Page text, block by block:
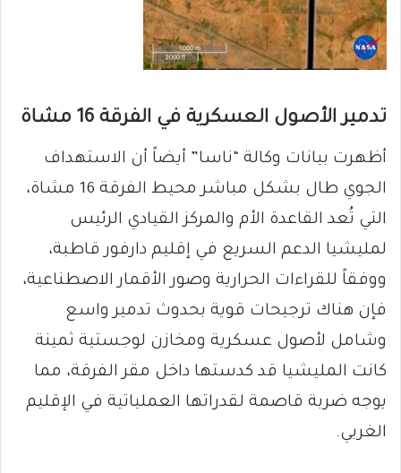
تدمير الأصول العسكرية في الفرقة 16 مشاة
أظهرت بيانات وكالة “ناسا” أيضاً أن الاستهداف
الجوي طال بشكل مباشر محيط الفرقة 16 مشاة،
التي تُعد القاعدة الأم والمركز القيادي الرئيس
لمليشيا الدعم السريع في إقليم دارفور قاطبة،
ووفقاً للقراءات الحرارية وصور الأقمار الاصطناعية،
فإن هناك ترجيحات قوية بحدوث تدمير واسع
وشامل لأصول عسكرية ومخازن لوجستية ثمينة
كانت المليشيا قد كدستها داخل مقر الفرقة، مما
يوجه ضربة قاصمة لقدراتها العملياتية في الإقليم
الغربي.